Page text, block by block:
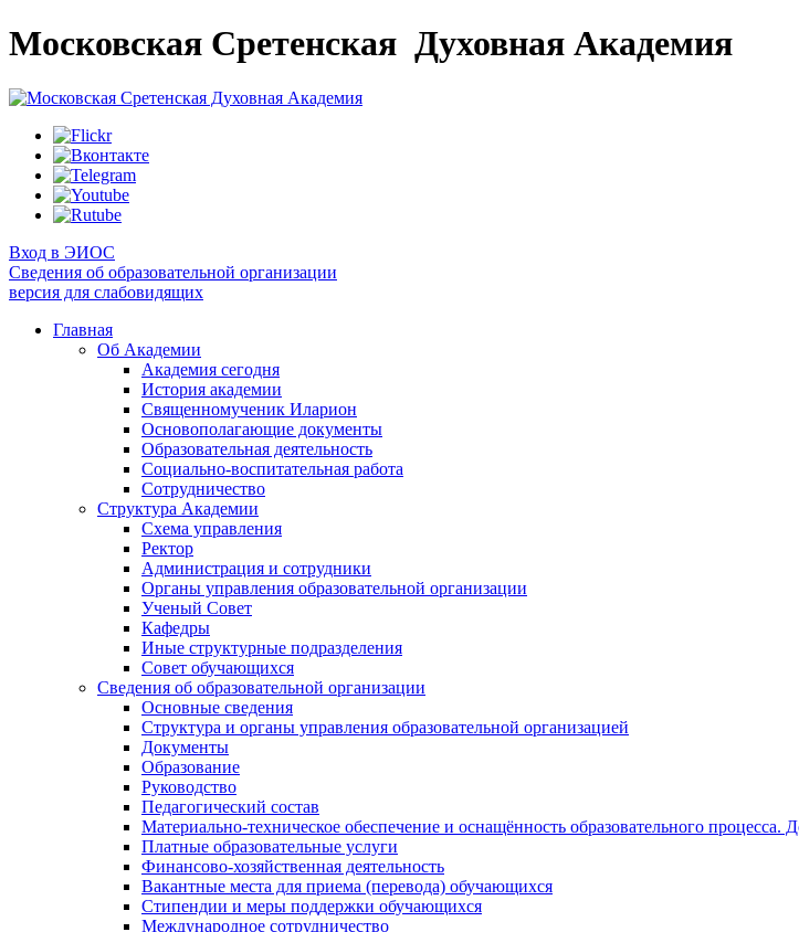
Московская Сретенская Духовная Академия
Вход в ЭИОС
Сведения об образовательной организации
версия для слабовидящих
Главная
Об Академии
Академия сегодня
История академии
Священномученик Иларион
Основополагающие документы
Образовательная деятельность
Социально-воспитательная работа
Сотрудничество
Структура Академии
Схема управления
Ректор
Администрация и сотрудники
Органы управления образовательной организации
Ученый Совет
Кафедры
Иные структурные подразделения
Совет обучающихся
Сведения об образовательной организации
Основные сведения
Структура и органы управления образовательной организацией
Документы
Образование
Руководство
Педагогический состав
Материально-техническое обеспечение и оснащённость образовательного процесса.
Платные образовательные услуги
Финансово-хозяйственная деятельность
Вакантные места для приема (перевода) обучающихся
Стипендии и меры поддержки обучающихся
Международное сотрудничество